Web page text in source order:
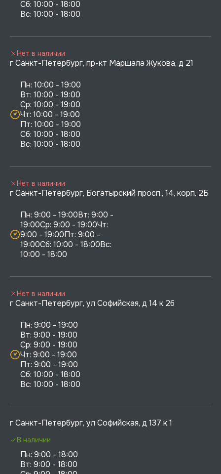
Сб: 10:00 - 18:00
г Санкт-Петербург, пр-кт Маршала Жукова, д 21
Пн: 10:00 - 19:00
Вт: 10:00 - 19:00
Ср: 10:00 - 19:00
Чт: 10:00 - 19:00
Пт: 10:00 - 19:00
Сб: 10:00 - 18:00
Нет в наличии
г Санкт-Петербург, Богатырский просп., 14, корп. 2Б
Пн: 9:00 - 19:00Вт: 9:00 -
19:00Ср: 9:00 - 19:00Чт:
9:00 - 19:00Пт: 9:00 -
19:00Сб: 10:00 - 18:00Вс:
10:00 - 18:00
Нет в наличии
г Санкт-Петербург, ул Софийская, д 14 к 2б
Пн: 9:00 - 19:00
Вт: 9:00 - 19:00
Ср: 9:00 - 19:00
Чт: 9:00 - 19:00
Пт: 9:00 - 19:00
Сб: 10:00 - 18:00
Нет в наличии
г Санкт-Петербург, ул Софийская, д 137 к 1
Пн: 9:00 - 18:00
Вт: 9:00 - 18:00
В наличии